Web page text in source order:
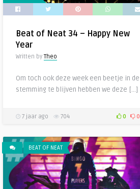
Beat of Neat 34 – Happy New
Year
Written by Theo
Om toch ook deze week een beetje in de
stemming te blijven hebben we deze […]
7 jaar ago 704 0 0
BEAT OF NEAT